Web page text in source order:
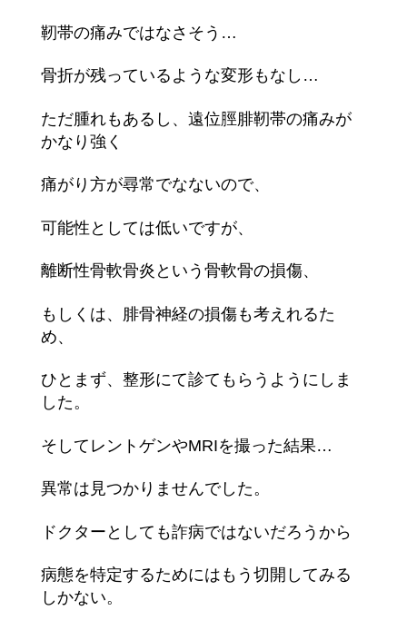
靭帯の痛みではなさそう…
骨折が残っているような変形もなし…
ただ腫れもあるし、遠位脛腓靭帯の痛みが
かなり強く
痛がり方が尋常でなないので、
可能性としては低いですが、
離断性骨軟骨炎という骨軟骨の損傷、
もしくは、腓骨神経の損傷も考えれるた
め、
ひとまず、整形にて診てもらうようにしま
した。
そしてレントゲンやMRIを撮った結果…
異常は見つかりませんでした。
ドクターとしても詐病ではないだろうから
病態を特定するためにはもう切開してみる
しかない。